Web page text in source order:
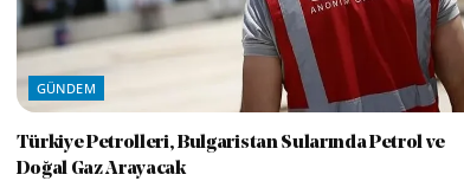
GÜNDEM
Türkiye Petrolleri, Bulgaristan Sularında Petrol ve
Doğal Gaz Arayacak